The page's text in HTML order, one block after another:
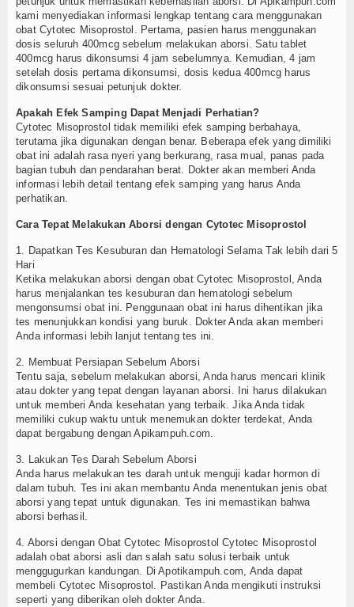
kami menyediakan informasi lengkap tentang cara menggunakan
obat Cytotec Misoprostol. Pertama, pasien harus menggunakan
dosis seluruh 400mcg sebelum melakukan aborsi. Satu tablet
400mcg harus dikonsumsi 4 jam sebelumnya. Kemudian, 4 jam
setelah dosis pertama dikonsumsi, dosis kedua 400mcg harus
dikonsumsi sesuai petunjuk dokter.
Apakah Efek Samping Dapat Menjadi Perhatian?
Cytotec Misoprostol tidak memiliki efek samping berbahaya,
terutama jika digunakan dengan benar. Beberapa efek yang dimiliki
obat ini adalah rasa nyeri yang berkurang, rasa mual, panas pada
bagian tubuh dan pendarahan berat. Dokter akan memberi Anda
informasi lebih detail tentang efek samping yang harus Anda
perhatikan.
Cara Tepat Melakukan Aborsi dengan Cytotec Misoprostol
1. Dapatkan Tes Kesuburan dan Hematologi Selama Tak lebih dari 5
Hari
Ketika melakukan aborsi dengan obat Cytotec Misoprostol, Anda
harus menjalankan tes kesuburan dan hematologi sebelum
mengonsumsi obat ini. Penggunaan obat ini harus dihentikan jika
tes menunjukkan kondisi yang buruk. Dokter Anda akan memberi
Anda informasi lebih lanjut tentang tes ini.
2. Membuat Persiapan Sebelum Aborsi
Tentu saja, sebelum melakukan aborsi, Anda harus mencari klinik
atau dokter yang tepat dengan layanan aborsi. Ini harus dilakukan
untuk memberi Anda kesehatan yang terbaik. Jika Anda tidak
memiliki cukup waktu untuk menemukan dokter terdekat, Anda
dapat bergabung dengan Apikampuh.com.
3. Lakukan Tes Darah Sebelum Aborsi
Anda harus melakukan tes darah untuk menguji kadar hormon di
dalam tubuh. Tes ini akan membantu Anda menentukan jenis obat
aborsi yang tepat untuk digunakan. Tes ini memastikan bahwa
aborsi berhasil.
4. Aborsi dengan Obat Cytotec Misoprostol Cytotec Misoprostol
adalah obat aborsi asli dan salah satu solusi terbaik untuk
menggugurkan kandungan. Di Apotikampuh.com, Anda dapat
membeli Cytotec Misoprostol. Pastikan Anda mengikuti instruksi
seperti yang diberikan oleh dokter Anda.